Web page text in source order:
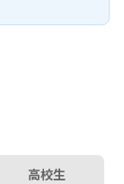
高校生